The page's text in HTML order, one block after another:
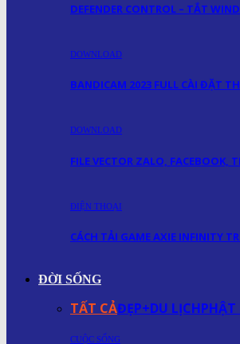
DEFENDER CONTROL – TẮT
DOWNLOAD
BANDICAM 2023 FULL CÀI ĐẶT
DOWNLOAD
FILE VECTOR ZALO, FACEBOOK,
ĐIỆN THOẠI
CÁCH TẢI GAME AXIE INFINITY
ĐỜI SỐNG
TẤT CẢĐẸP+DU LỊCH
CUỘC SỐNG